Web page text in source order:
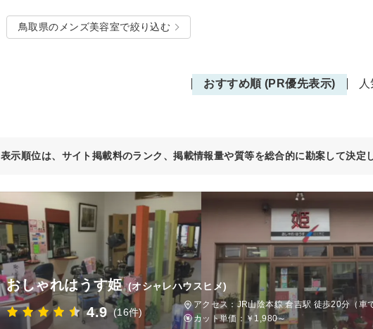
鳥取県のメンズ美容室で絞り込む
おすすめ順 (PR優先表示)
表示順位は、サイト掲載料のランク、掲載情報量や質等を総合的に勘案して決定
おしゃれはうす姫 (オシャレハウスヒメ)
4.9 (16件)
アクセス：JR山陰本線 倉吉駅 徒歩20分（車
カット単価： ￥1,980～